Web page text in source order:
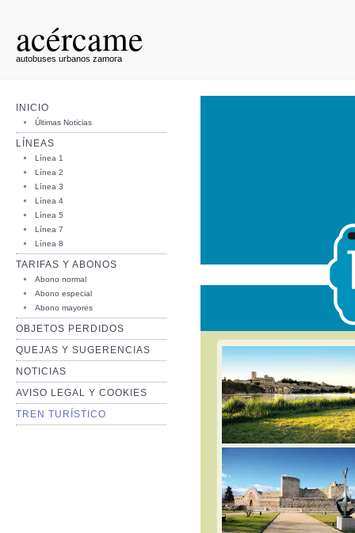
acércame
autobuses urbanos zamora
INICIO
Últimas Noticias
LÍNEAS
Línea 1
Línea 2
Línea 3
Línea 4
Línea 5
Línea 7
Línea 8
TARIFAS Y ABONOS
Abono normal
Abono especial
Abono mayores
OBJETOS PERDIDOS
QUEJAS Y SUGERENCIAS
NOTICIAS
AVISO LEGAL Y COOKIES
TREN TURÍSTICO